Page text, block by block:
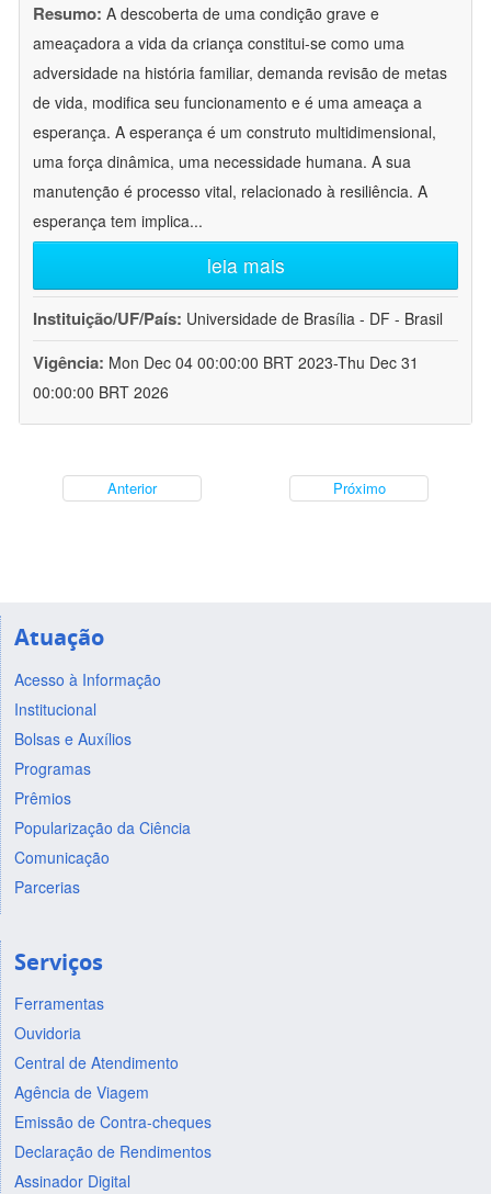
Resumo: A descoberta de uma condição grave e
ameaçadora a vida da criança constitui-se como uma
adversidade na história familiar, demanda revisão de metas
de vida, modifica seu funcionamento e é uma ameaça a
esperança. A esperança é um construto multidimensional,
uma força dinâmica, uma necessidade humana. A sua
manutenção é processo vital, relacionado à resiliência. A
esperança tem implica...
leia mais
Instituição/UF/País: Universidade de Brasília - DF - Brasil
Vigência: Mon Dec 04 00:00:00 BRT 2023-Thu Dec 31
00:00:00 BRT 2026
Anterior Próximo
Atuação
Acesso à Informação
Institucional
Bolsas e Auxílios
Programas
Prêmios
Popularização da Ciência
Comunicação
Parcerias
Serviços
Ferramentas
Ouvidoria
Central de Atendimento
Agência de Viagem
Emissão de Contra-cheques
Declaração de Rendimentos
Assinador Digital